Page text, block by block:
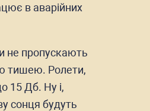
в аварійних
не пропускають
тишею. Ролети,
15 Дб. Ну і,
сонця будуть